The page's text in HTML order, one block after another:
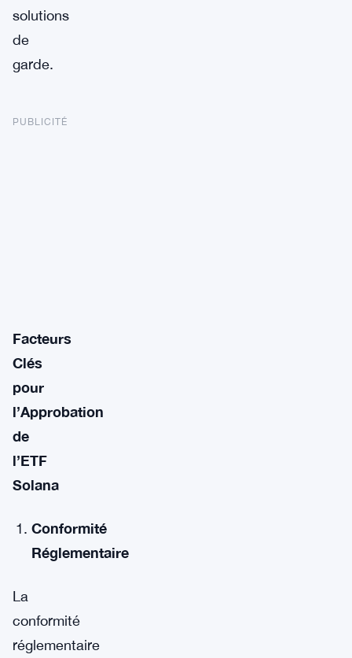
solutions
de
garde.
PUBLICITÉ
Facteurs
Clés
pour
l’Approbation
de
l’ETF
Solana
Conformité
Réglementaire
La
conformité
réglementaire